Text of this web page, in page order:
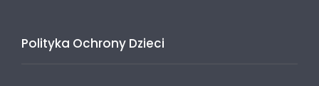
Polityka Ochrony Dzieci